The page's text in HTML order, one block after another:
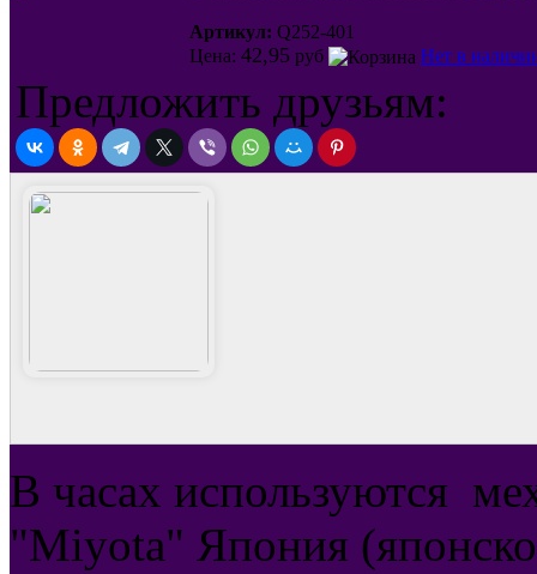
Артикул: Q252-401
Цена: 42,95 руб Нет в
Предложить друзьям:
В часах используются
"Miyota" Япония